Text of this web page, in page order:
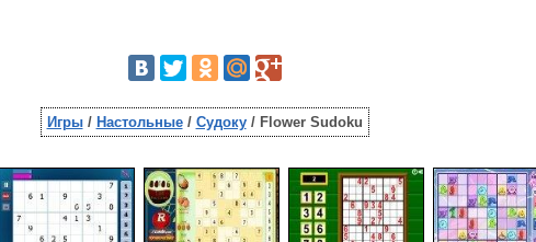
Игры/ Настольные/ Судоку/ Flower Sudoku